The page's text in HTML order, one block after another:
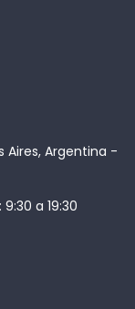
Aires, Argentina -
a 19:30